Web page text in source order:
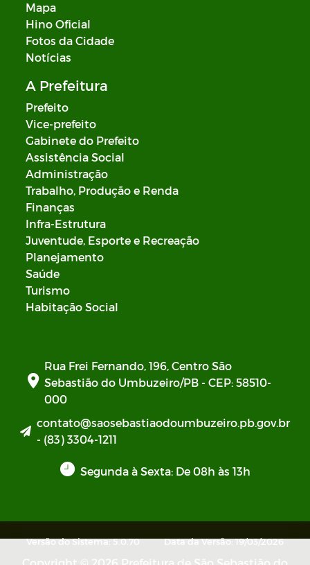
Mapa
Hino Oficial
Fotos da Cidade
Notícias
A Prefeitura
Prefeito
Vice-prefeito
Gabinete do Prefeito
Assistência Social
Administração
Trabalho, Produção e Renda
Finanças
Infra-Estrutura
Juventude, Esporte e Recreação
Planejamento
Saúde
Turismo
Habitação Social
Rua Frei Fernando, 196, Centro São
Sebastião do Umbuzeiro/PB - CEP: 58510-
000
contato@saosebastiaodoumbuzeiro.pb.gov.br
- (83) 3304-1211
Segunda à Sexta: De 08h às 13h
Versão do Sistema: 5.0.70 Data da Versão: 19/03/2026